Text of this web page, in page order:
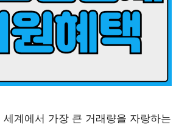
세계에서 가장 큰 거래량을 자랑하는